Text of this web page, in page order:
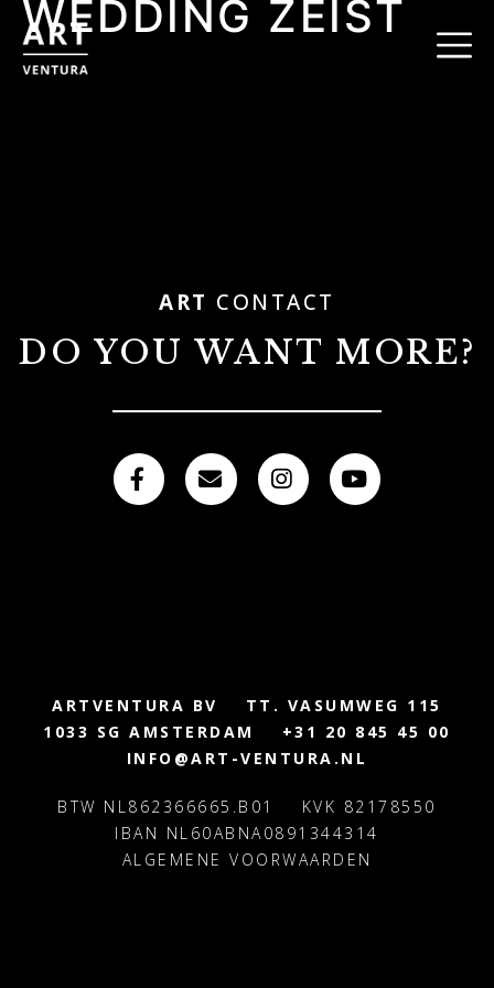
WEDDING ZEIST
ART CONTACT
DO YOU WANT MORE?
ARTVENTURA BV
TT. VASUMWEG 115
1033 SG AMSTERDAM
+31 20 845 45 00
INFO@ART-VENTURA.NL
BTW NL862366665.B01
KVK 82178550
IBAN NL60ABNA0891344314
ALGEMENE VOORWAARDEN